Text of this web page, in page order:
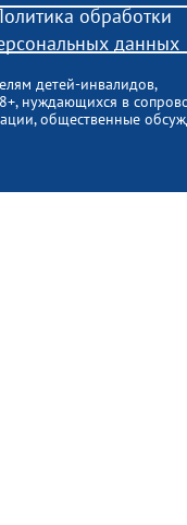
детей-инвалидов,
нуждающихся в
общественные
обработки
данных